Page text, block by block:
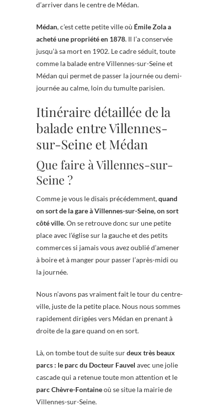
d’arriver dans le centre de Médan.
Médan, c’est cette petite ville où Émile Zola a
acheté une propriété en 1878. Il l’a conservée
jusqu’à sa mort en 1902. Le cadre séduit, toute
comme la balade entre Villennes-sur-Seine et
Médan qui permet de passer la journée ou demi-
journée au calme, loin du tumulte parisien.
Itinéraire détaillée de la
balade entre Villennes-
sur-Seine et Médan
Que faire à Villennes-sur-
Seine ?
Comme je vous le disais précédemment,quand
on sort de la gare à Villennes-sur-Seine, on sort
côté ville. On se retrouve donc sur une petite
place avec l’église sur la gauche et des petits
commerces si jamais vous avez oublié d’amener
à boire et à manger pour passer l’après-midi ou
la journée.
Nous n’avons pas vraiment fait le tour du centre-
ville, juste de la petite place. Nous nous sommes
rapidement dirigées vers Médan en prenant à
droite de la gare quand on en sort.
Là, on tombe tout de suite surdeux très beaux
parcs : le parc du Docteur Fauvel avec une jolie
cascade qui a retenue toute mon attention et le
parc Chèvre-Fontaineoù se situe la mairie de
Villennes-sur-Seine.